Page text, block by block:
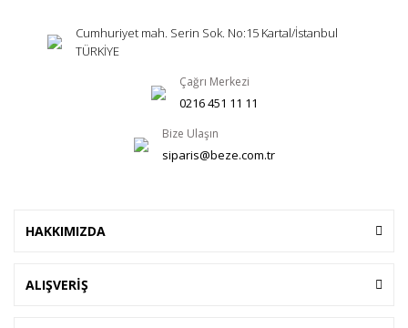
Cumhuriyet mah. Serin Sok. No:15 Kartal/İstanbul
TÜRKİYE
Çağrı Merkezi
0216 451 11 11
Bize Ulaşın
siparis@beze.com.tr
HAKKIMIZDA
ALIŞVERİŞ